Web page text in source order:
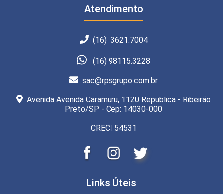
Atendimento
(16) 3621.7004
(16) 98115.3228
sac@rpsgrupo.com.br
Avenida Avenida Caramuru, 1120 República - Ribeirão
Preto/SP - Cep: 14030-000
CRECI 54531
Links Úteis